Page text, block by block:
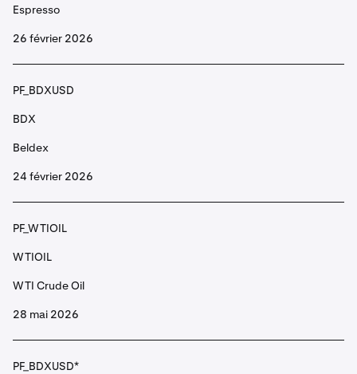
PF_ARCUSD
AI Rig Complex
PF_ARKMUSD
ARKM
PF_ARUSD
AR
Arweave
PF_ASTERUSD
Espresso
26 février 2026
PF_BDXUSD
BDX
Beldex
24 février 2026
PF_WTIOIL
WTIOIL
WTI Crude Oil
28 mai 2026
PF_BDXUSD*